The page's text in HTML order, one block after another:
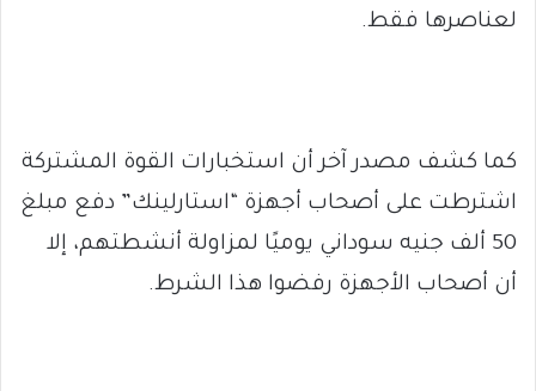
لعناصرها فقط.
كما كشف مصدر آخر أن استخبارات القوة المشتركة
اشترطت على أصحاب أجهزة “استارلينك” دفع مبلغ
50 ألف جنيه سوداني يوميًا لمزاولة أنشطتهم، إلا
أن أصحاب الأجهزة رفضوا هذا الشرط.